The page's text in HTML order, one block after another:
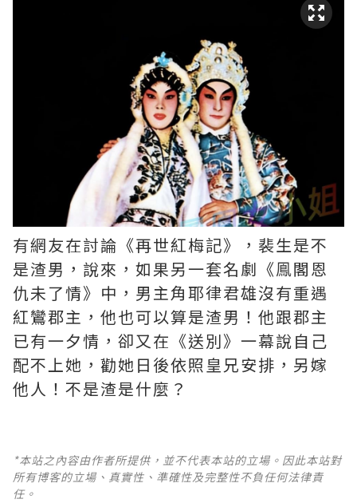
有網友在討論《再世紅梅記》，裴生是不
是渣男，說來，如果另一套名劇《鳯閣恩
仇未了情》中，男主角耶律君雄沒有重遇
紅鸞郡主，他也可以算是渣男！他跟郡主
已有一夕情，卻又在《送別》一幕說自己
配不上她，勸她日後依照皇兄安排，另嫁
他人！不是渣是什麼？ ​​​
*本站之內容由作者所提供，並不代表本站的立場。因此本站對
所有博客的立場、真實性、準確性及完整性不負任何法律責
任。